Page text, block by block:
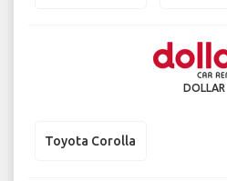
DOLLAR
Toyota Corolla